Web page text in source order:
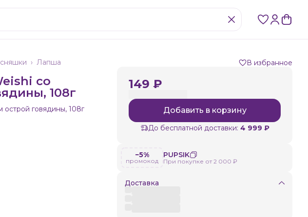
Лапша
›
со
108г
говядины, 108г
В избранное
149 ₽
Добавить в корзину
До бесплатной доставки: 4 999 ₽
−5%
промокод
PUPSIK
При покупке от 2 000 ₽
Доставка